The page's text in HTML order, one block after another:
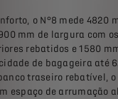
o N°8 mede 4820
mm de largura com
rebatidos e 1580
de bagageira até
traseiro rebatível, o
espaço de arrumação